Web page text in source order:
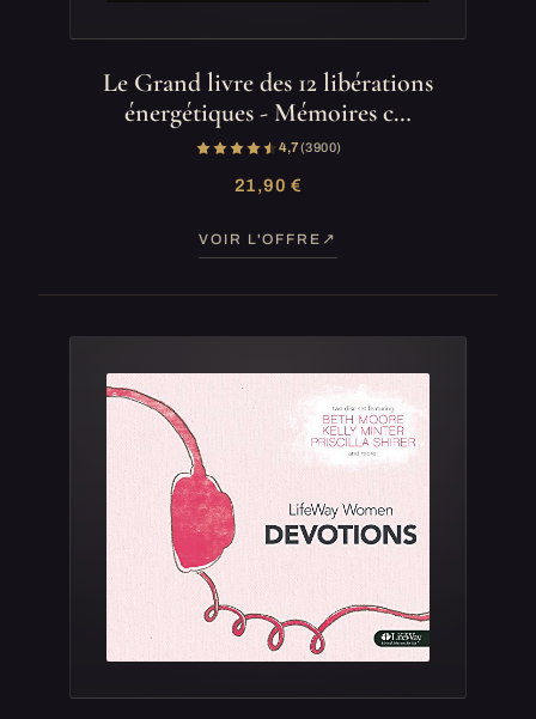
Le Grand livre des 12 libérations
énergétiques - Mémoires c…
4,7(3 900)
21,90 €
VOIR L'OFFRE